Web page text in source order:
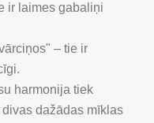
ir laimes gabaliņi
– tie ir
harmonija tiek
dažādas mīklas